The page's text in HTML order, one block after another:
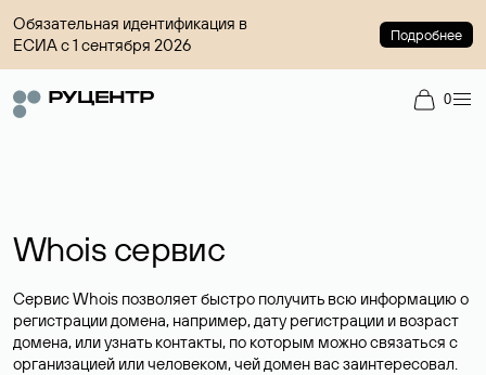
Обязательная идентификация в
ЕСИА с 1 сентября 2026
Подробнее
0
Whois сервис
Сервис Whois позволяет быстро получить всю информацию о
регистрации домена, например, дату регистрации и возраст
домена, или узнать контакты, по которым можно связаться с
организацией или человеком, чей домен вас заинтересовал.